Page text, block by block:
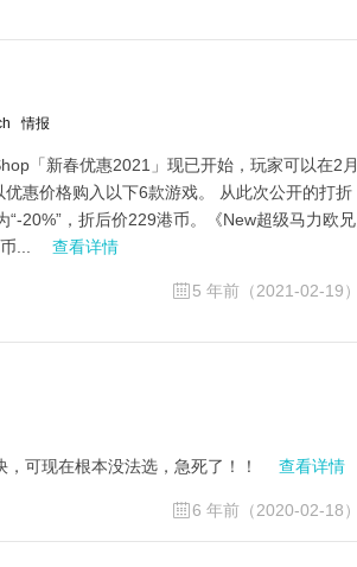
情报
「新春优惠2021」现已开始，玩家可以在2月
惠价格购入以下6款游戏。 从此次公开的打折
20%”，折后价229港币。《New超级马力欧兄
...
查看详情
5 年前（2021-02-19）
可现在根本没法选，急死了！！ 查看详情
6 年前（2020-02-18）